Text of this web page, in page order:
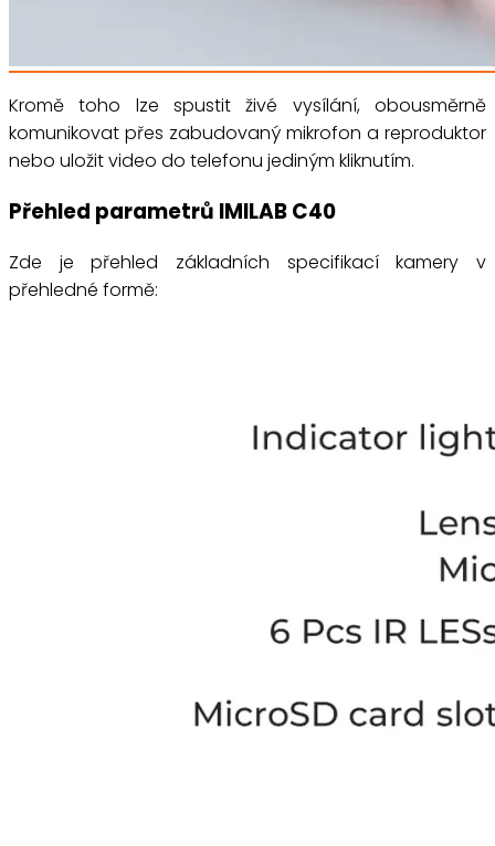
Kromě toho lze spustit živé vysílání, obousměrně
komunikovat přes zabudovaný mikrofon a reproduktor
nebo uložit video do telefonu jediným kliknutím.
Přehled parametrů IMILAB C40
Zde je přehled základních specifikací kamery v
přehledné formě: